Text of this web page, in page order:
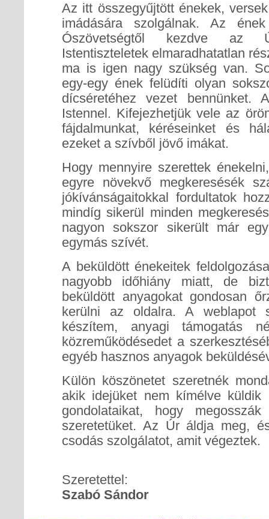
Az itt összegyűjtött énekek,
imádására szolgálnak. Az
Ószövetségtől kezdve az
Istentiszteletek elmaradhatatlan
ma is igen nagy szükség van.
egy-egy ének felüdíti olyan
dícséretéhez vezet bennünket.
Istennel. Kifejezhetjük vele az
fájdalmunkat, kéréseinket és
ezeket a szívből jövő imákat.
Hogy mennyire szerettek
egyre növekvő megkeresésék
jókívánságaitokkal fordultatok
mindíg sikerül minden
nagyon sokszor sikerült már
egymás szívét.
A beküldött énekeitek
nagyobb időhiány miatt, de
beküldött anyagokat gondosan
kerülni az oldalra. A weblapot
készítem, anyagi támogatás
közreműködésedet a
egyéb hasznos anyagok
Külön köszönetet szeretnék
akik idejüket nem kímélve
gondolataikat, hogy
szeretetüket. Az Úr áldja meg,
csodás szolgálatot, amit végeztek.
Szeretettel:
Szabó Sándor